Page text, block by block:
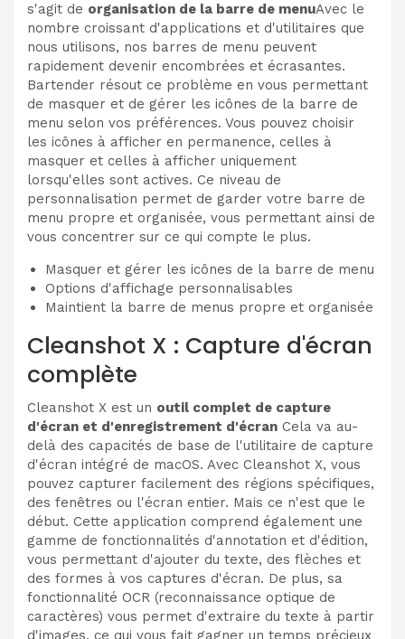
s'agit de organisation de la barre de menuAvec le
nombre croissant d'applications et d'utilitaires que
nous utilisons, nos barres de menu peuvent
rapidement devenir encombrées et écrasantes.
Bartender résout ce problème en vous permettant
de masquer et de gérer les icônes de la barre de
menu selon vos préférences. Vous pouvez choisir
les icônes à afficher en permanence, celles à
masquer et celles à afficher uniquement
lorsqu'elles sont actives. Ce niveau de
personnalisation permet de garder votre barre de
menu propre et organisée, vous permettant ainsi de
vous concentrer sur ce qui compte le plus.
Masquer et gérer les icônes de la barre de menu
Options d'affichage personnalisables
Maintient la barre de menus propre et organisée
Cleanshot X : Capture d'écran
complète
Cleanshot X est un outil complet de capture
d'écran et d'enregistrement d'écran Cela va au-
delà des capacités de base de l'utilitaire de capture
d'écran intégré de macOS. Avec Cleanshot X, vous
pouvez capturer facilement des régions spécifiques,
des fenêtres ou l'écran entier. Mais ce n'est que le
début. Cette application comprend également une
gamme de fonctionnalités d'annotation et d'édition,
vous permettant d'ajouter du texte, des flèches et
des formes à vos captures d'écran. De plus, sa
fonctionnalité OCR (reconnaissance optique de
caractères) vous permet d'extraire du texte à partir
d'images, ce qui vous fait gagner un temps précieux